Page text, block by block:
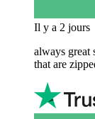
Il y a 2 jours
always great
that are